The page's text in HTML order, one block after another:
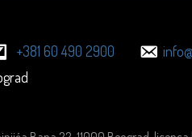
+381 60 490 2900